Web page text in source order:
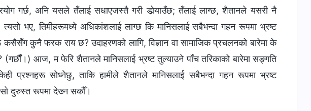
प्रयोग गर्छ, अनि यसले तँलाई सधाएजस्तै गरी डोर्‍याउँछ; तँलाई लाग्छ, शैतानले यसरी नै
भए, तिमीहरूमध्ये अधिकांशलाई लाग्छ कि मानिसलाई सबैभन्दा गहन रूपमा भ्रष्ट
कुनै फरक राय छ? उदाहरणको लागि, विज्ञान वा सामाजिक प्रचलनको बारेमा के
(गर्छौं।) आज, म फेरि शैतानले मानिसलाई भ्रष्ट तुल्याउने पाँच तरिकाको बारेमा सङ्गति
प्रश्‍नहरू सोध्‍नेछु, ताकि हामीले शैतानले मानिसलाई सबैभन्दा गहन रूपमा भ्रष्ट
सो दुरुस्त रूपमा देख्‍न सकौँ।